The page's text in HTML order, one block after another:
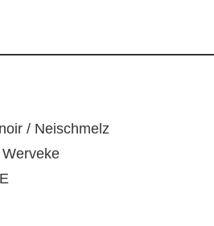
/ Neischmelz